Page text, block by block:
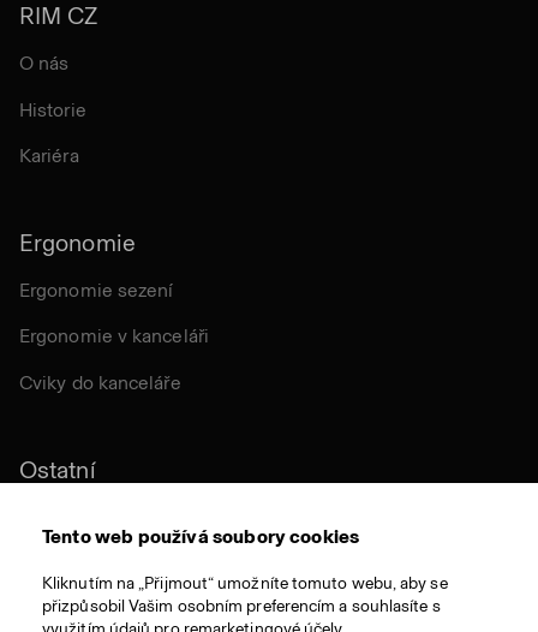
RIM CZ
O nás
Historie
Kariéra
Ergonomie
Ergonomie sezení
Ergonomie v kanceláři
Cviky do kanceláře
Ostatní
Látky a materiály
Tento web používá soubory cookies
Kliknutím na „Přijmout“ umožníte tomuto webu, aby se
přizpůsobil Vašim osobním preferencím a souhlasíte s